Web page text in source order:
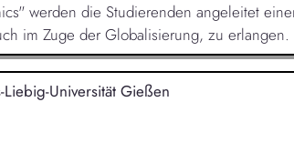
werden die Studierenden angeleitet
im Zuge der Globalisierung, zu erlangen.
Liebig-Universität Gießen